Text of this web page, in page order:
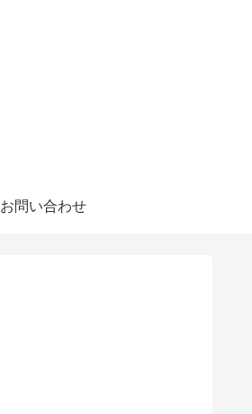
お問い合わせ